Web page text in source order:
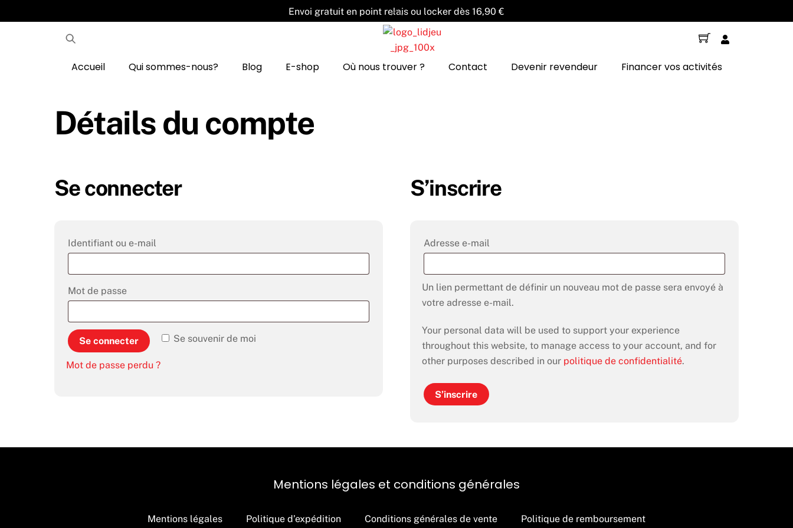
to
Envoi gratuit en point relais ou locker dès 16,90 €
Cart
Accueil Qui sommes-nous? Blog E-shop Où nous trouver ? Contact Devenir revendeur Financer vos activités
Détails du compte
Se connecter
Identifiant ou e-mail
Mot de passe
Se souvenir de moi
Se connecter
Mot de passe perdu ?
S’inscrire
Adresse e-mail
Un lien permettant de définir un nouveau mot de passe sera envoyé à
votre adresse e-mail.
Your personal data will be used to support your experience
throughout this website, to manage access to your account, and for
other purposes described in our politique de confidentialité.
S’inscrire
Back
To
Top
Mentions légales et conditions générales
Mentions légales Politique d’expédition Conditions générales de vente Politique de remboursement